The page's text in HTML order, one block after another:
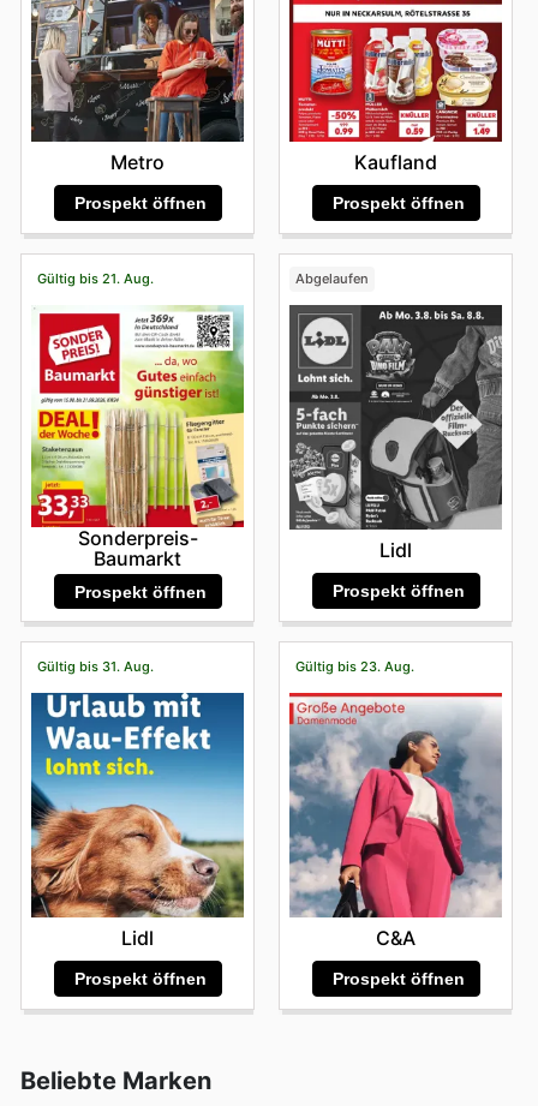
Metro
Prospekt öffnen
Kaufland
Prospekt öffnen
Gültig bis 21. Aug.
Sonderpreis-
Baumarkt
Prospekt öffnen
Abgelaufen
Lidl
Prospekt öffnen
Gültig bis 31. Aug.
Lidl
Prospekt öffnen
Gültig bis 23. Aug.
C&A
Prospekt öffnen
Beliebte Marken